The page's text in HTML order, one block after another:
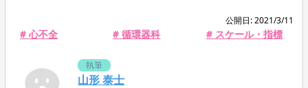
公開日: 2021/3/11
# 心不全 # 循環器科 # スケール・指標
執筆
山形 泰士